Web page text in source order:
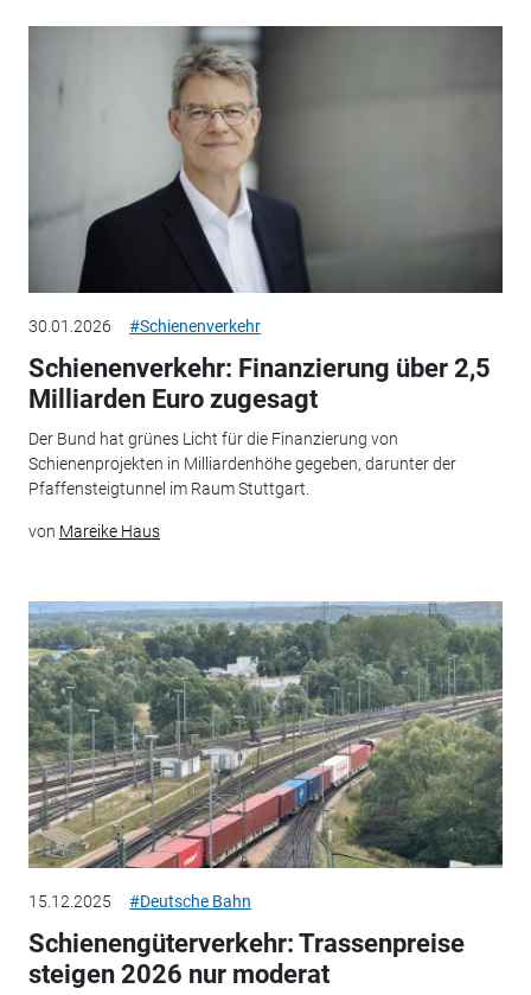
30.01.2026 #Schienenverkehr
Schienenverkehr: Finanzierung über 2,5
Milliarden Euro zugesagt
Der Bund hat grünes Licht für die Finanzierung von
Schienenprojekten in Milliardenhöhe gegeben, darunter der
Pfaffensteigtunnel im Raum Stuttgart.
von Mareike Haus
15.12.2025 #Deutsche Bahn
Schienengüterverkehr: Trassenpreise
steigen 2026 nur moderat